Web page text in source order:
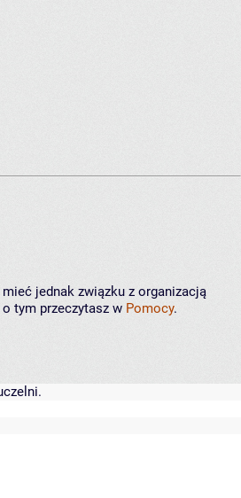
jednak związku z organizacją
tym przeczytasz w Pomocy.